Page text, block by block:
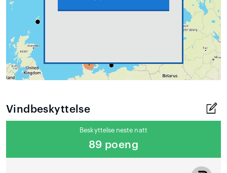
Vindbeskyttelse
Beskyttelse neste natt
89 poeng